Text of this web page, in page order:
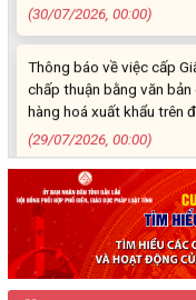
Thông báo về việc cấp
chấp thuận bằng văn
hàng hoá xuất khẩu trên
(29/07/2026, 00:00)
Thông báo công khai về
số 59, tờ bản đồ số 89
Đắk Lắk do Nguyễn Thị
thường trú tại TDP An
sử dụng
(29/07/2026, 00:00)